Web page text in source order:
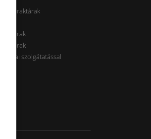
raktárak
raktárak
raktárak
szolgátatással